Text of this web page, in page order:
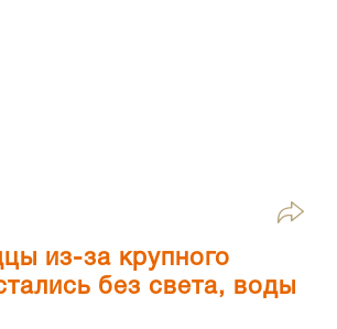
из-за крупного
без света, воды